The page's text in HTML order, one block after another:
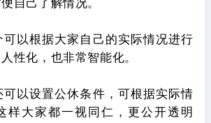
自己了解情况。
以根据大家自己的实际情况进行
性化，也非常智能化。
以设置公休条件，可根据实际情
样大家都一视同仁，更公开透明